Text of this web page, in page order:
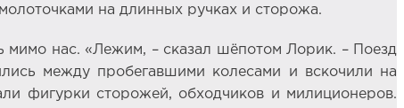
на длинных ручках и сторожа.
мимо нас. «Лежим, – сказал шёпотом Лорик. – Поезд
между пробегавшими колесами и вскочили на
фигурки сторожей, обходчиков и милиционеров.